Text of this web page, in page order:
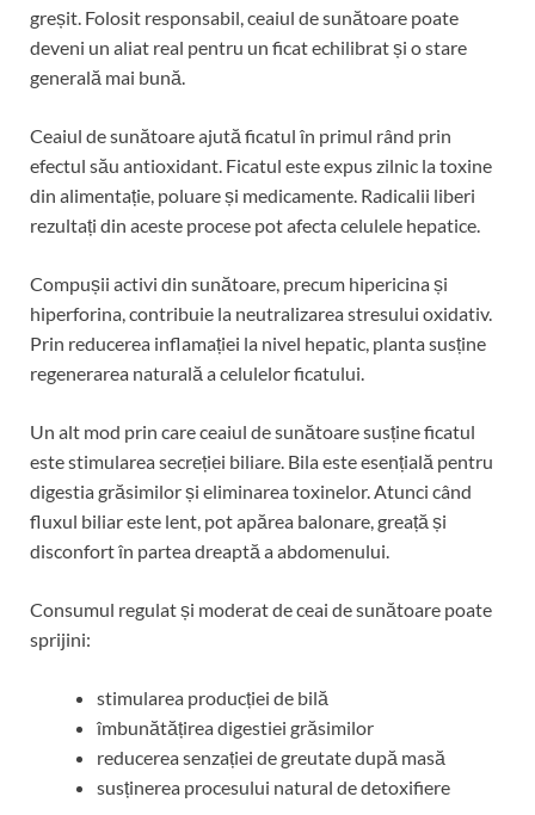
greșit. Folosit responsabil, ceaiul de sunătoare poate
deveni un aliat real pentru un ficat echilibrat și o stare
generală mai bună.
Ceaiul de sunătoare ajută ficatul în primul rând prin
efectul său antioxidant. Ficatul este expus zilnic la toxine
din alimentație, poluare și medicamente. Radicalii liberi
rezultați din aceste procese pot afecta celulele hepatice.
Compușii activi din sunătoare, precum hipericina și
hiperforina, contribuie la neutralizarea stresului oxidativ.
Prin reducerea inflamației la nivel hepatic, planta susține
regenerarea naturală a celulelor ficatului.
Un alt mod prin care ceaiul de sunătoare susține ficatul
este stimularea secreției biliare. Bila este esențială pentru
digestia grăsimilor și eliminarea toxinelor. Atunci când
fluxul biliar este lent, pot apărea balonare, greață și
disconfort în partea dreaptă a abdomenului.
Consumul regulat și moderat de ceai de sunătoare poate
sprijini:
stimularea producției de bilă
îmbunătățirea digestiei grăsimilor
reducerea senzației de greutate după masă
susținerea procesului natural de detoxifiere